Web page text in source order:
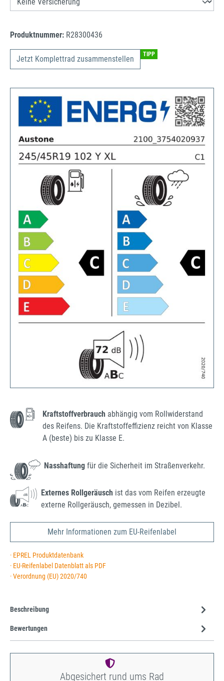
Produktnummer: R28300436
Jetzt Komplettrad zusammenstellen TIPP
Kraftstoffverbrauch abhängig vom Rollwiderstand
des Reifens. Die Kraftstoffeffizienz reicht von Klasse
A (beste) bis zu Klasse E.
Nasshaftung für die Sicherheit im Straßenverkehr.
Externes Rollgeräusch ist das vom Reifen erzeugte
externe Rollgeräusch, gemessen in Dezibel.
Mehr Informationen zum EU-Reifenlabel
· EPREL Produktdatenbank
· EU-Reifenlabel Datenblatt als PDF
· Verordnung (EU) 2020/740
Beschreibung
Bewertungen
Abgesichert rund ums Rad